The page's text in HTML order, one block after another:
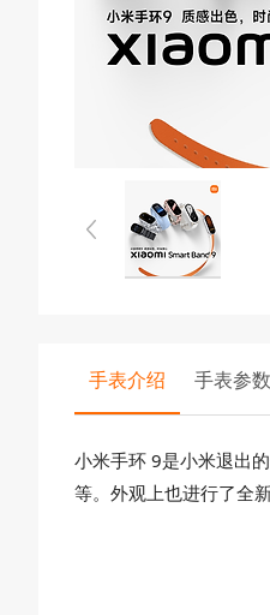
手表介绍 手表参数
小米手环 9是小米退出
等。外观上也进行了全